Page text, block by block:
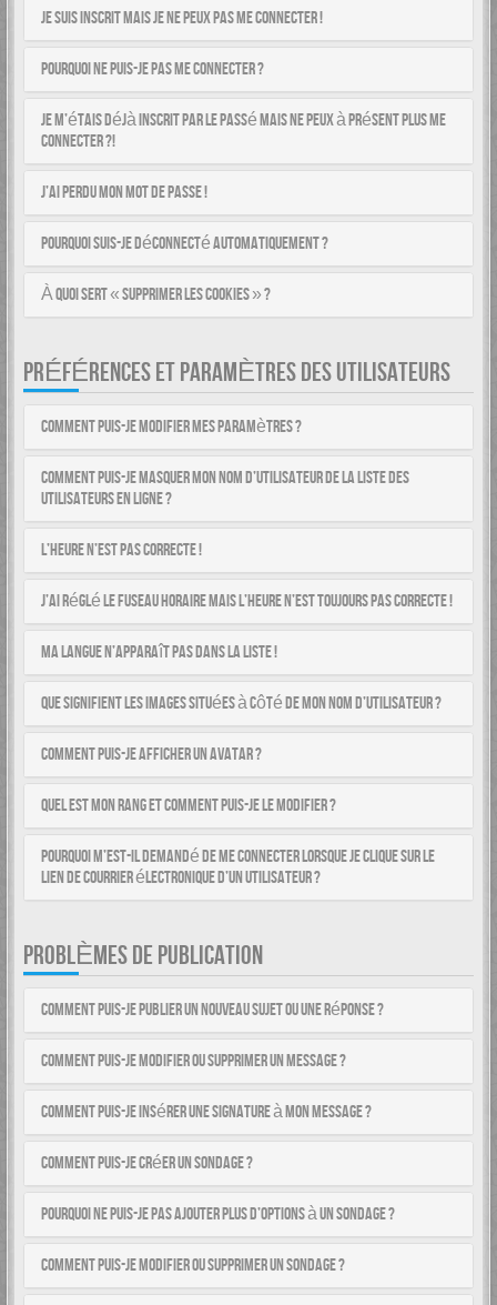
Je suis inscrit mais je ne peux pas me connecter !
Pourquoi ne puis-je pas me connecter ?
Je m’étais déjà inscrit par le passé mais ne peux à présent plus me
connecter ?!
J’ai perdu mon mot de passe !
Pourquoi suis-je déconnecté automatiquement ?
À quoi sert « Supprimer les cookies » ?
PRÉFÉRENCES ET PARAMÈTRES DES UTILISATEURS
Comment puis-je modifier mes paramètres ?
Comment puis-je masquer mon nom d’utilisateur de la liste des
utilisateurs en ligne ?
L’heure n’est pas correcte !
J’ai réglé le fuseau horaire mais l’heure n’est toujours pas correcte !
Ma langue n’apparaît pas dans la liste !
Que signifient les images situées à côté de mon nom d’utilisateur ?
Comment puis-je afficher un avatar ?
Quel est mon rang et comment puis-je le modifier ?
Pourquoi m’est-il demandé de me connecter lorsque je clique sur le
lien de courrier électronique d’un utilisateur ?
PROBLÈMES DE PUBLICATION
Comment puis-je publier un nouveau sujet ou une réponse ?
Comment puis-je modifier ou supprimer un message ?
Comment puis-je insérer une signature à mon message ?
Comment puis-je créer un sondage ?
Pourquoi ne puis-je pas ajouter plus d’options à un sondage ?
Comment puis-je modifier ou supprimer un sondage ?